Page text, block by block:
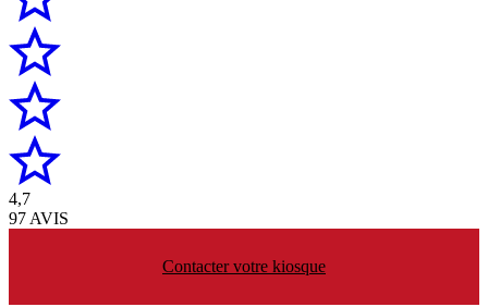
4,7
97 AVIS
Contacter votre kiosque